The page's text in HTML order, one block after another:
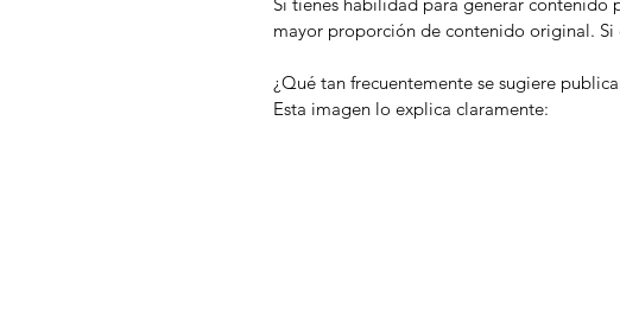
mayor proporción de contenido original. Si
¿Qué tan frecuentemente se sugiere
Esta imagen lo explica claramente: